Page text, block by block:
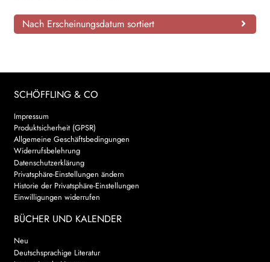
AKTUELLES
Search:
Nach Erscheinungsdatum sortiert
SCHÖFFLING & CO
Impressum
Produktsicherheit (GPSR)
Allgemeine Geschäftsbedingungen
Widerrufsbelehrung
Datenschutzerklärung
Privatsphäre-Einstellungen ändern
Historie der Privatsphäre-Einstellungen
Einwilligungen widerrufen
BÜCHER UND KALENDER
Neu
Deutschsprachige Literatur